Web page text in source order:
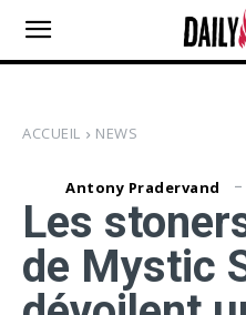
ACCUEIL NEWS
Antony Pradervand
Les
de Mystic